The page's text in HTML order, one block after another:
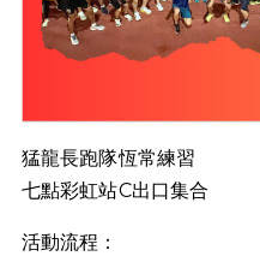
猛龍長跑隊恆常練習
七點彩虹站C出口集合
活動流程：